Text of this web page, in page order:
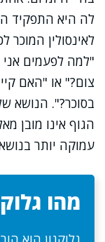
לה היא התפקיד
לאינסולין המוכר
"למה לפעמים
צום?" או "האם
בסוכר?". הנושא
הגוף אינו מובן
עמוקה יותר
מהו